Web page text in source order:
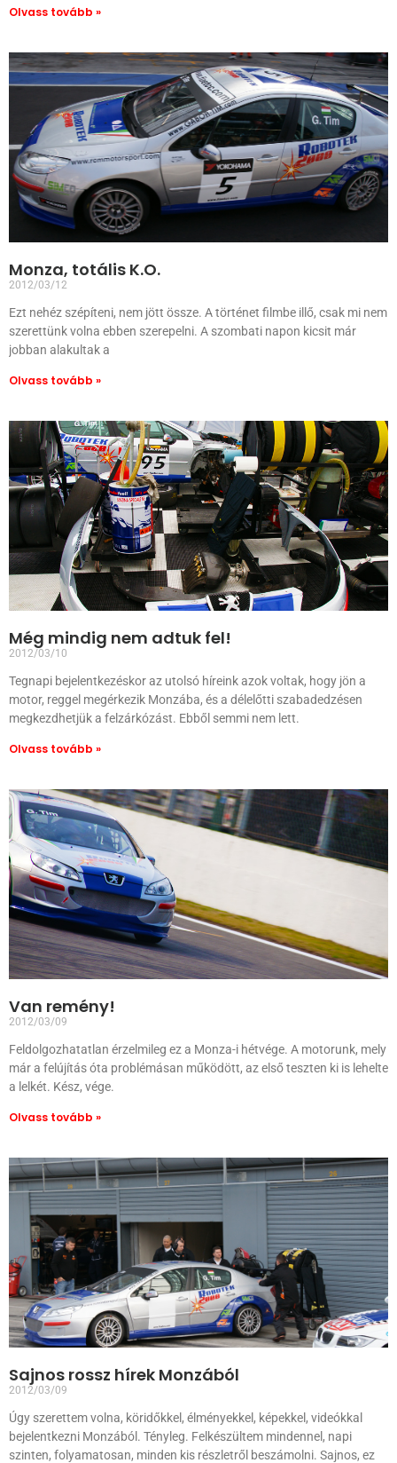
Olvass tovább »
Monza, totális K.O.
2012/03/12
Ezt nehéz szépíteni, nem jött össze. A történet filmbe illő, csak mi nem
szerettünk volna ebben szerepelni. A szombati napon kicsit már
jobban alakultak a
Olvass tovább »
Még mindig nem adtuk fel!
2012/03/10
Tegnapi bejelentkezéskor az utolsó híreink azok voltak, hogy jön a
motor, reggel megérkezik Monzába, és a délelőtti szabadedzésen
megkezdhetjük a felzárkózást. Ebből semmi nem lett.
Olvass tovább »
Van remény!
2012/03/09
Feldolgozhatatlan érzelmileg ez a Monza-i hétvége. A motorunk, mely
már a felújítás óta problémásan működött, az első teszten ki is lehelte
a lelkét. Kész, vége.
Olvass tovább »
Sajnos rossz hírek Monzából
2012/03/09
Úgy szerettem volna, köridőkkel, élményekkel, képekkel, videókkal
bejelentkezni Monzából. Tényleg. Felkészültem mindennel, napi
szinten, folyamatosan, minden kis részletről beszámolni. Sajnos, ez